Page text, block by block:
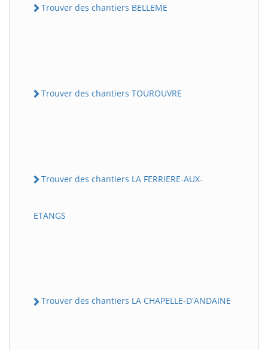
Trouver des chantiers BELLEME
Trouver des chantiers TOUROUVRE
Trouver des chantiers LA FERRIERE-AUX-
ETANGS
Trouver des chantiers LA CHAPELLE-D'ANDAINE